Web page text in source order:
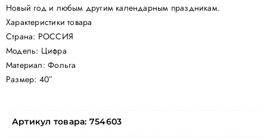
Новый год и любым другим календарным праздникам.
Характеристики товара
Страна: РОССИЯ
Модель: Цифра
Материал: Фольга
Размер: 40″
Артикул товара: 754603